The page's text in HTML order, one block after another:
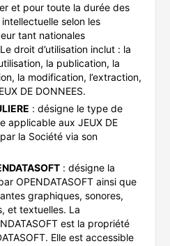
et pour toute la durée des
selon les
tant nationales
droit d’utilisation inclut : la
la publication, la
la modification, l’extraction,
DE DONNEES.
: désigne le type de
applicable aux JEUX DE
la Société via son
: désigne la
OPENDATASOFT ainsi que
graphiques, sonores,
et textuelles. La
est la propriété
Elle est accessible